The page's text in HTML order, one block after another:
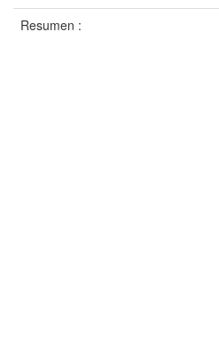
Resumen :